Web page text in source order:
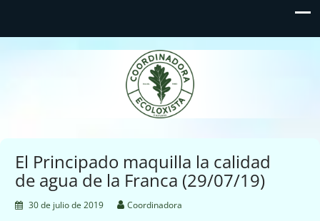
Coordinadora Ecoloxista
d'Asturies
El Principado maquilla la calidad
de agua de la Franca (29/07/19)
30 de julio de 2019 Coordinadora